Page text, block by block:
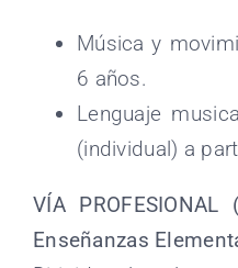
Música y
6 años.
Lenguaje
(individual) a
VÍA
Enseñanzas